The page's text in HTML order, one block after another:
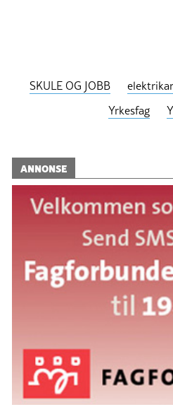
SKULE OG JOBB elektrikar
Yrkesfag
ANNONSE